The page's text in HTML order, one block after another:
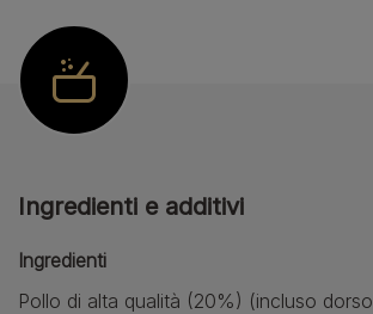
Ingredienti e additivi
Ingredienti
Pollo di alta qualità (20%) (incluso